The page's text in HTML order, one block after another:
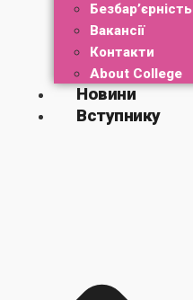
Безбар’єрність
Вакансії
Контакти
About College
Новини
Вступнику